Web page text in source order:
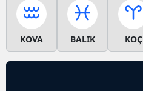
KOVA BALIK KOÇ